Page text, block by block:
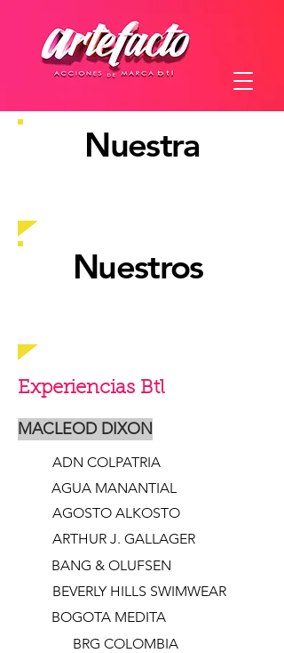
Nuestra
Nuestros
Experiencias Btl
MACLEOD DIXON
ADN COLPATRIA
AGUA MANANTIAL
AGOSTO ALKOSTO
ARTHUR J. GALLAGER
BANG & OLUFSEN
BEVERLY HILLS SWIMWEAR
BOGOTA MEDITA
BRG COLOMBIA